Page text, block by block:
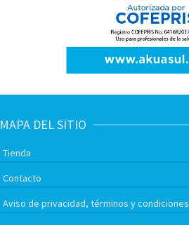
MAPA DEL SITIO
Tienda
Contacto
Aviso de privacidad, términos y condiciones